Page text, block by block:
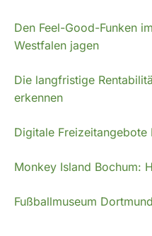
Den Feel-Good-Funken
Westfalen jagen
Die langfristige
erkennen
Digitale Freizeitangebote
Monkey Island Bochum:
Fußballmuseum